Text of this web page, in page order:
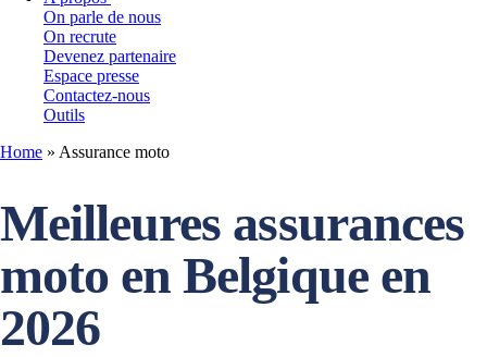
On parle de nous
On recrute
Devenez partenaire
Espace presse
Contactez-nous
Outils
Home » Assurance moto
Meilleures assurances
moto en Belgique en
2026